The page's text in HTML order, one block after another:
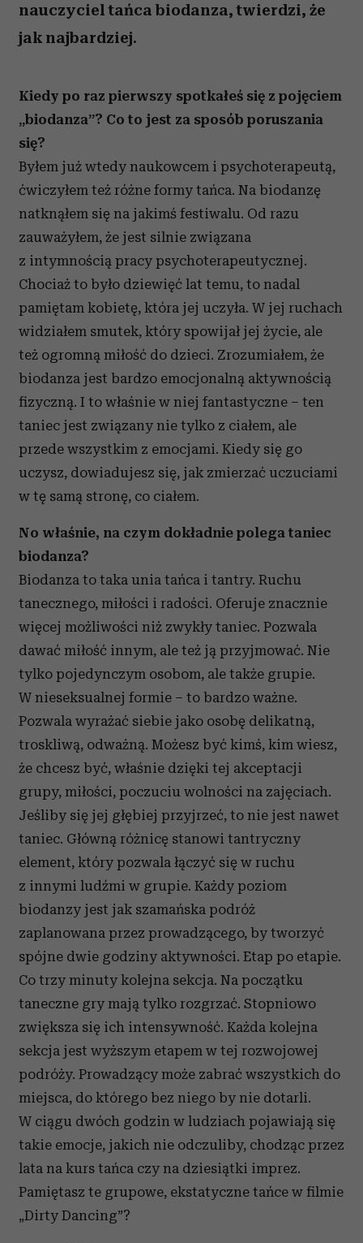
nauczyciel tańca biodanza, twierdzi, że
jak najbardziej.
Kiedy po raz pierwszy spotkałeś się z pojęciem
„biodanza”? Co to jest za sposób poruszania
się?
Byłem już wtedy naukowcem i psychoterapeutą,
ćwiczyłem też różne formy tańca. Na biodanzę
natknąłem się na jakimś festiwalu. Od razu
zauważyłem, że jest silnie związana
z intymnością pracy psychoterapeutycznej.
Chociaż to było dziewięć lat temu, to nadal
pamiętam kobietę, która jej uczyła. W jej ruchach
widziałem smutek, który spowijał jej życie, ale
też ogromną miłość do dzieci. Zrozumiałem, że
biodanza jest bardzo emocjonalną aktywnością
fizyczną. I to właśnie w niej fantastyczne – ten
taniec jest związany nie tylko z ciałem, ale
przede wszystkim z emocjami. Kiedy się go
uczysz, dowiadujesz się, jak zmierzać uczuciami
w tę samą stronę, co ciałem.
No właśnie, na czym dokładnie polega taniec
biodanza?
Biodanza to taka unia tańca i tantry. Ruchu
tanecznego, miłości i radości. Oferuje znacznie
więcej możliwości niż zwykły taniec. Pozwala
dawać miłość innym, ale też ją przyjmować. Nie
tylko pojedynczym osobom, ale także grupie.
W nieseksualnej formie – to bardzo ważne.
Pozwala wyrażać siebie jako osobę delikatną,
troskliwą, odważną. Możesz być kimś, kim wiesz,
że chcesz być, właśnie dzięki tej akceptacji
grupy, miłości, poczuciu wolności na zajęciach.
Jeśliby się jej głębiej przyjrzeć, to nie jest nawet
taniec. Główną różnicę stanowi tantryczny
element, który pozwala łączyć się w ruchu
z innymi ludźmi w grupie. Każdy poziom
biodanzy jest jak szamańska podróż
zaplanowana przez prowadzącego, by tworzyć
spójne dwie godziny aktywności. Etap po etapie.
Co trzy minuty kolejna sekcja. Na początku
taneczne gry mają tylko rozgrzać. Stopniowo
zwiększa się ich intensywność. Każda kolejna
sekcja jest wyższym etapem w tej rozwojowej
podróży. Prowadzący może zabrać wszystkich do
miejsca, do którego bez niego by nie dotarli.
W ciągu dwóch godzin w ludziach pojawiają się
takie emocje, jakich nie odczuliby, chodząc przez
lata na kurs tańca czy na dziesiątki imprez.
Pamiętasz te grupowe, ekstatyczne tańce w filmie
„Dirty Dancing”?